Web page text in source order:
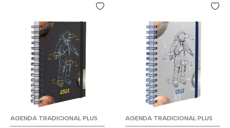
AGENDA TRADICIONAL PLUS AGENDA TRADICIONAL PLUS